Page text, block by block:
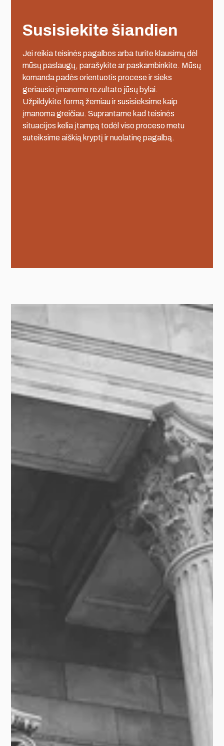
Susisiekite šiandien
Jei reikia teisinės pagalbos arba turite klausimų dėl
mūsų paslaugų, parašykite ar paskambinkite. Mūsų
komanda padės orientuotis procese ir sieks
geriausio įmanomo rezultato jūsų bylai.
Užpildykite formą žemiau ir susisieksime kaip
įmanoma greičiau. Suprantame kad teisinės
situacijos kelia įtampą todėl viso proceso metu
suteiksime aiškią kryptį ir nuolatinę pagalbą.